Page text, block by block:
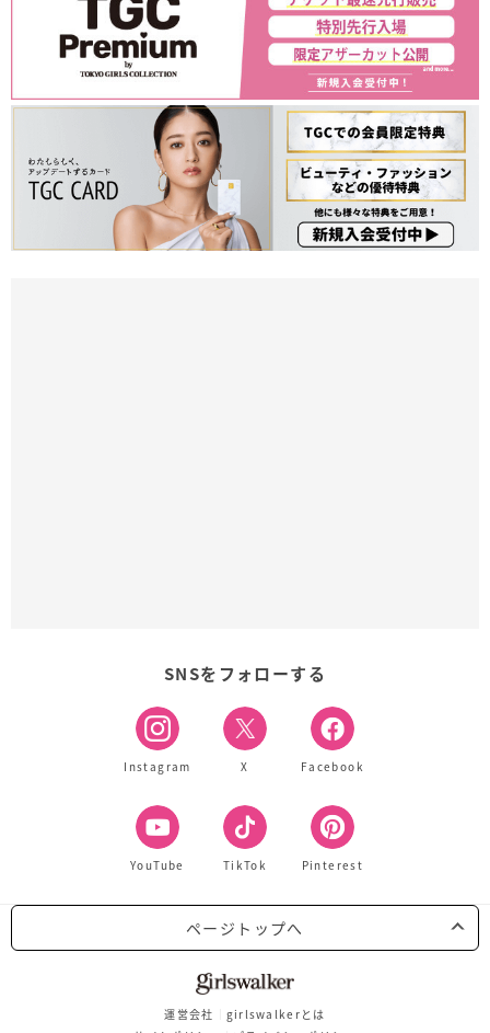
SNSをフォローする
Instagram X Facebook
YouTube TikTok Pinterest
ページトップへ
運営会社
girlswalkerとは